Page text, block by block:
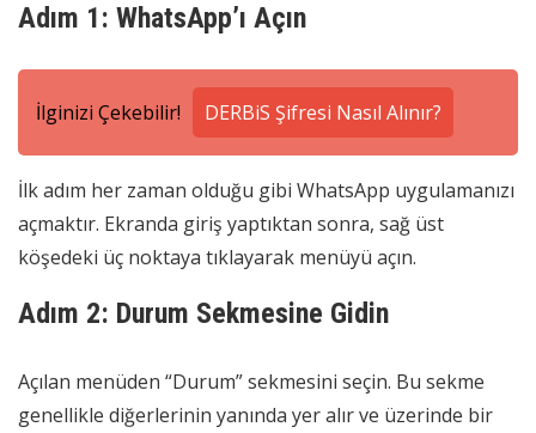
Adım 1: WhatsApp’ı Açın
İlginizi Çekebilir! DERBiS Şifresi Nasıl Alınır?
İlk adım her zaman olduğu gibi WhatsApp uygulamanızı
açmaktır. Ekranda giriş yaptıktan sonra, sağ üst
köşedeki üç noktaya tıklayarak menüyü açın.
Adım 2: Durum Sekmesine Gidin
Açılan menüden “Durum” sekmesini seçin. Bu sekme
genellikle diğerlerinin yanında yer alır ve üzerinde bir